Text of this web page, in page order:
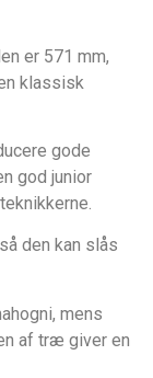
er 571 mm,
klassisk
gode
god junior
den kan slås
mens
af træ giver en